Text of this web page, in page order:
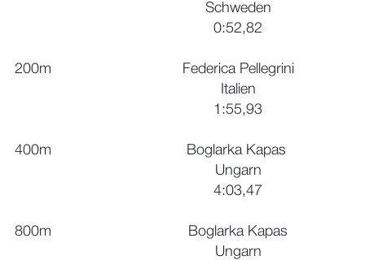
Schweden
0:52,82
200m
Federica Pellegrini
Italien
1:55,93
400m
Boglarka Kapas
Ungarn
4:03,47
800m
Boglarka Kapas
Ungarn